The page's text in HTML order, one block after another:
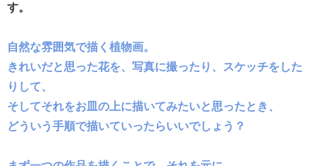
す。
自然な雰囲気で描く植物画。
きれいだと思った花を、写真に撮ったり、スケッチをした
りして、
そしてそれをお皿の上に描いてみたいと思ったとき、
どういう手順で描いていったらいいでしょう？